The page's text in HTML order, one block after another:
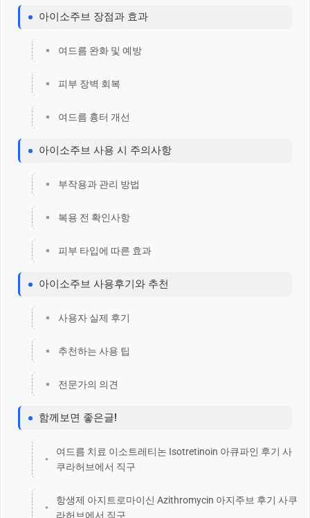
아이소주브 장점과 효과
여드름 완화 및 예방
피부 장벽 회복
여드름 흉터 개선
아이소주브 사용 시 주의사항
부작용과 관리 방법
복용 전 확인사항
피부 타입에 따른 효과
아이소주브 사용후기와 추천
사용자 실제 후기
추천하는 사용 팁
전문가의 의견
함께보면 좋은글!
여드름 치료 이소트레티논 Isotretinoin 아큐파인 후기 사
쿠라허브에서 직구
항생제 아지트로마이신 Azithromycin 아지주브 후기 사쿠
라허브에서 직구